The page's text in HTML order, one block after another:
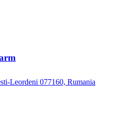
Leordeni 077160, Rumania